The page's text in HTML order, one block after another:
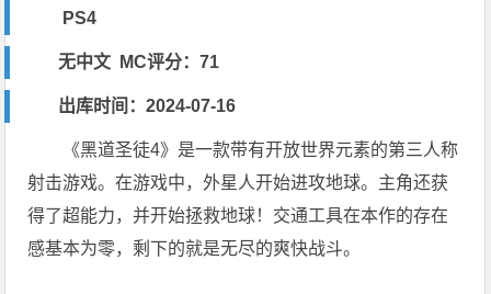
PS4
无中文 MC评分：71
出库时间：2024-07-16
《黑道圣徒4》是一款带有开放世界元素的第三人称
射击游戏。在游戏中，外星人开始进攻地球。主角还获
得了超能力，并开始拯救地球！交通工具在本作的存在
感基本为零，剩下的就是无尽的爽快战斗。